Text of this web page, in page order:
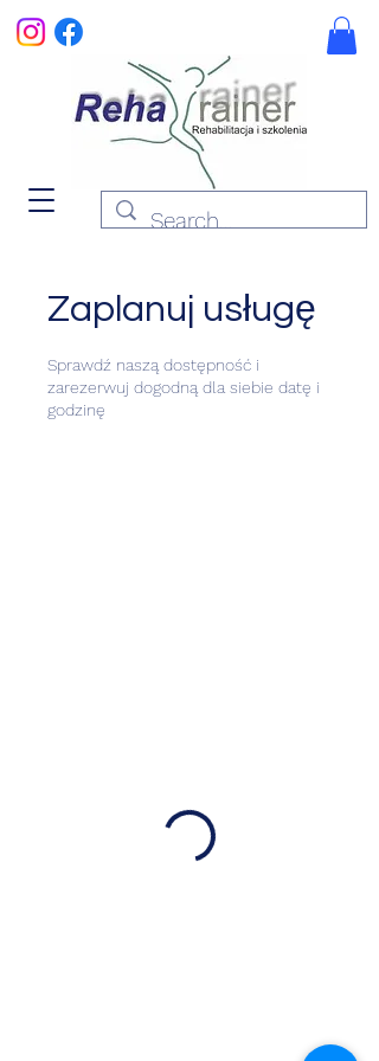
Zaplanuj usługę
Sprawdź naszą dostępność i
zarezerwuj dogodną dla siebie datę i
godzinę